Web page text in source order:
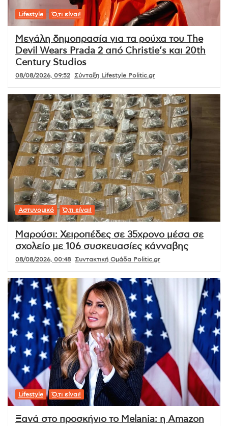
Lifestyle Ό,τι είναι!
Μεγάλη δημοπρασία για τα ρούχα του The
Devil Wears Prada 2 από Christie’s και 20th
Century Studios
08/08/2026, 09:52 Σύνταξη Lifestyle Politic.gr
Αστυνομικό Ό,τι είναι!
Μαρούσι: Χειροπέδες σε 35χρονο μέσα σε
σχολείο με 106 συσκευασίες κάνναβης
08/08/2026, 00:48 Συντακτική Ομάδα Politic.gr
Lifestyle Ό,τι είναι!
Ξανά στο προσκήνιο το Melania: η Amazon